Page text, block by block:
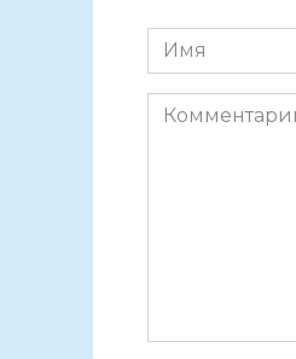
Имя
Комментарий